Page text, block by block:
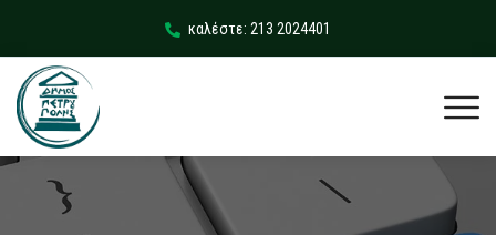
καλέστε: 213 2024401